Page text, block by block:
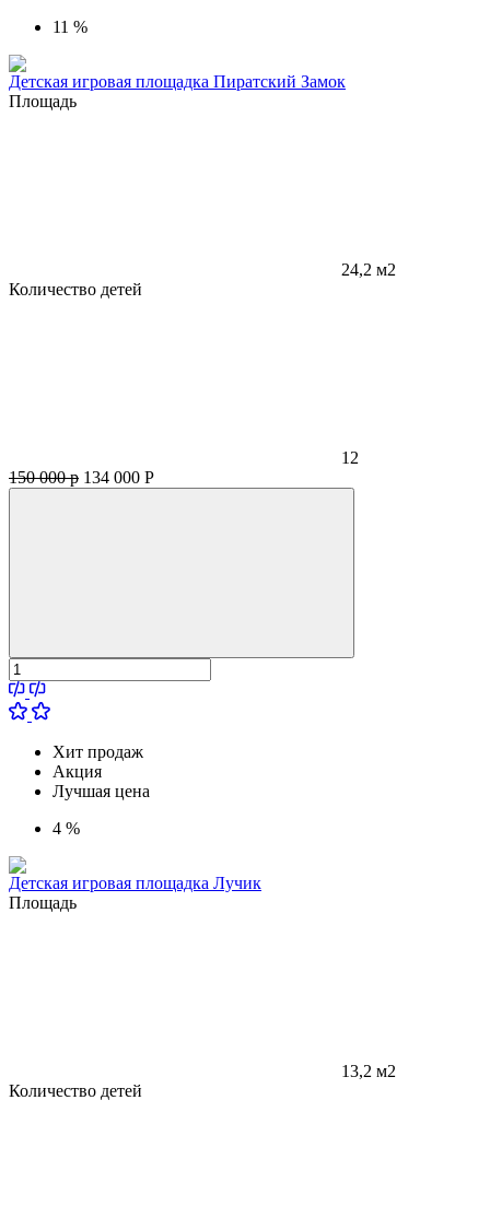
11 %
Детская игровая площадка Пиратский Замок
Площадь
24,2 м2
Количество детей
12
150 000 р 134 000 Р
Хит продаж
Акция
Лучшая цена
4 %
Детская игровая площадка Лучик
Площадь
13,2 м2
Количество детей